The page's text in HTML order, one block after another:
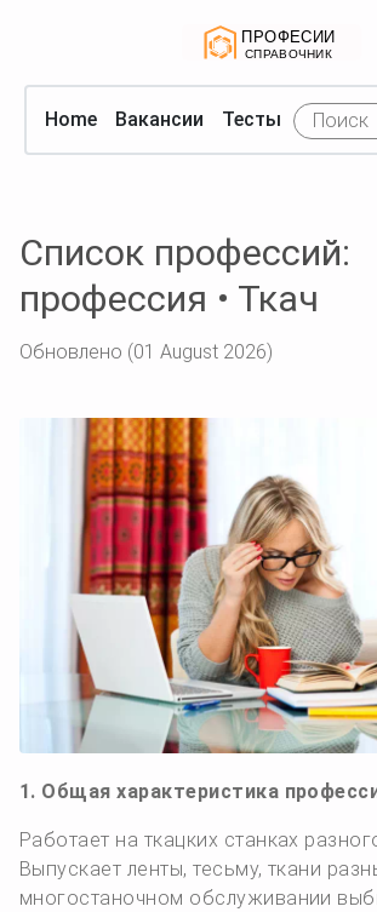
Home Вакансии Тесты
Список профессий:
профессия • Ткач
Обновлено (01 August 2026)
1. Общая характеристика
Работает на ткацких станках
Выпускает ленты, тесьму, ткани
многостаночном обслуживании